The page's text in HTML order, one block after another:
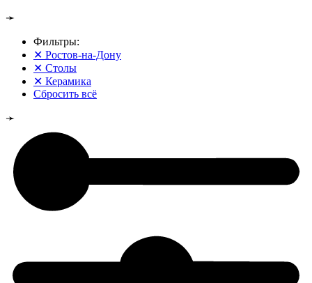
➛
Фильтры:
✕ Ростов-на-Дону
✕ Столы
✕ Керамика
Сбросить всё
➛